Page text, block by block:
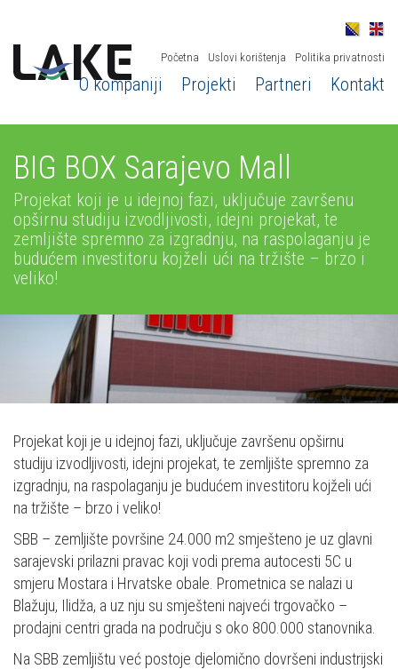
Početna Uslovi korištenja Politika privatnosti
O kompaniji Projekti Partneri Kontakt
BIG BOX Sarajevo Mall
Projekat koji je u idejnoj fazi, uključuje završenu
opširnu studiju izvodljivosti, idejni projekat, te
zemljište spremno za izgradnju, na raspolaganju je
budućem investitoru kojželi ući na tržište – brzo i
veliko!
Projekat koji je u idejnoj fazi, uključuje završenu opširnu
studiju izvodljivosti, idejni projekat, te zemljište spremno za
izgradnju, na raspolaganju je budućem investitoru kojželi ući
na tržište – brzo i veliko!
SBB – zemljište površine 24.000 m2 smješteno je uz glavni
sarajevski prilazni pravac koji vodi prema autocesti 5C u
smjeru Mostara i Hrvatske obale. Prometnica se nalazi u
Blažuju, Ilidža, a uz nju su smješteni najveći trgovačko –
prodajni centri grada na području s oko 800.000 stanovnika.
Na SBB zemljištu već postoje djelomično dovršeni industrijski